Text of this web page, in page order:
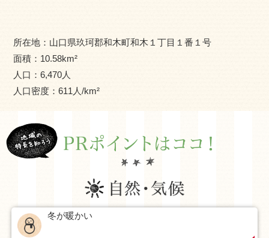
所在地： 山口県玖珂郡和木町和木１丁目１番１号
面積： 10.58km²
人口：6,470人
人口密度：611 人/km²
冬が暖かい